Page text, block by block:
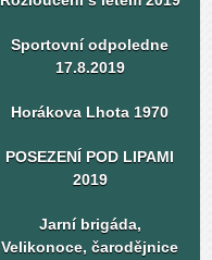
Sportovní odpoledne
17.8.2019
Horákova Lhota 1970
POSEZENÍ POD LIPAMI
2019
Jarní brigáda,
Velikonoce, čarodějnice